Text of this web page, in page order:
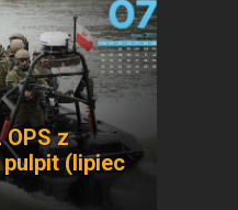
OPS z
(lipiec